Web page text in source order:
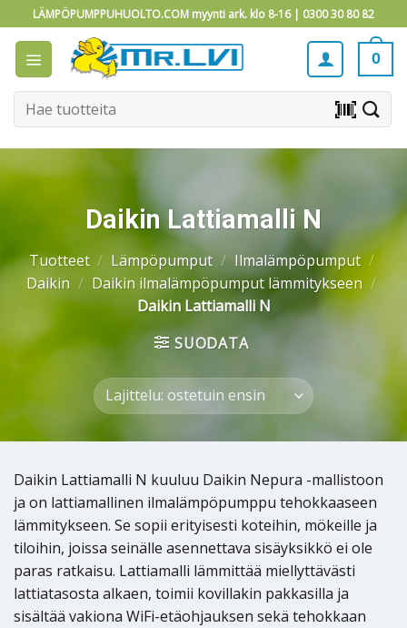
to
content
LÄMPÖPUMPPUHUOLTO.COM myynti ark. klo 8-16 | 0300 30 80 82
0
Etsi: barcode_scanner
Daikin Lattiamalli N
Tuotteet / Lämpöpumput / Ilmalämpöpumput /
Daikin / Daikin ilmalämpöpumput lämmitykseen /
Daikin Lattiamalli N
SUODATA
Daikin Lattiamalli N kuuluu Daikin Nepura -mallistoon
ja on lattiamallinen ilmalämpöpumppu tehokkaaseen
lämmitykseen. Se sopii erityisesti koteihin, mökeille ja
tiloihin, joissa seinälle asennettava sisäyksikkö ei ole
paras ratkaisu. Lattiamalli lämmittää miellyttävästi
lattiatasosta alkaen, toimii kovillakin pakkasilla ja
sisältää vakiona WiFi-etäohjauksen sekä tehokkaan